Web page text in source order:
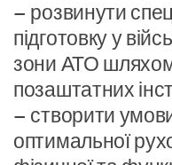
– розвинути
підготовку у
зони АТО шляхом
позаштатних
– створити
оптимальної